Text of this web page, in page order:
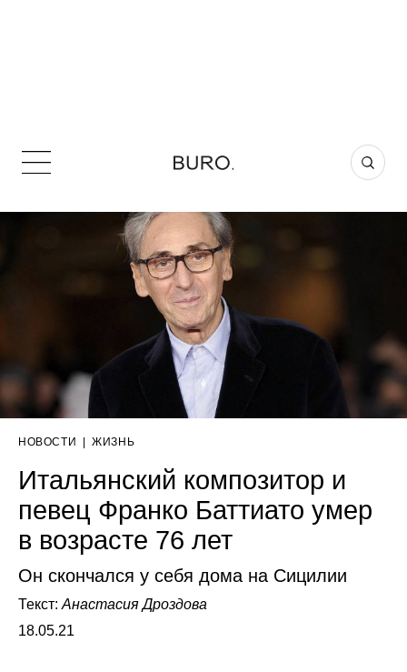
НОВОСТИ ЖИЗНЬ
Итальянский композитор и
певец Франко Баттиато умер
в возрасте 76 лет
Он скончался у себя дома на Сицилии
Текст: Анастасия Дроздова
18.05.21